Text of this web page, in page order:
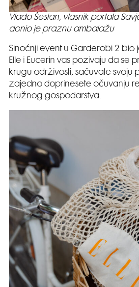
Vlado Šestan, vlasnik portala
donio je praznu ambalažu
Sinoćnji event u Garderobi 2 bio
Elle i Eucerin vas pozivaju da se
krugu održivosti, sačuvate svoju
zajedno doprinesete očuvanju
kružnog gospodarstva.